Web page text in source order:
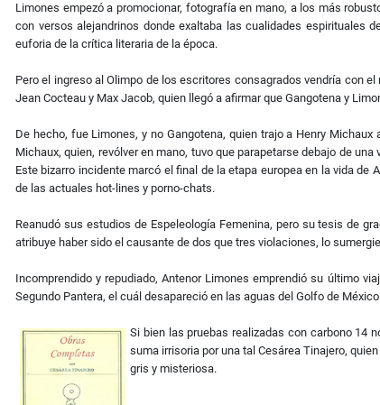
Limones empezó a promocionar, fotografía en mano, a los más
con versos alejandrinos donde exaltaba las cualidades espirituales
euforia de la crítica literaria de la época.
Pero el ingreso al Olimpo de los escritores consagrados vendría con el
Jean Cocteau y Max Jacob, quien llegó a afirmar que Gangotena y
De hecho, fue Limones, y no Gangotena, quien trajo a Henry
Michaux, quien, revólver en mano, tuvo que parapetarse debajo de
Este bizarro incidente marcó el final de la etapa europea en la vida
de las actuales hot-lines y porno-chats.
Reanudó sus estudios de Espeleología Femenina, pero su tesis de
atribuye haber sido el causante de dos que tres violaciones, lo
Incomprendido y repudiado, Antenor Limones emprendió su último
Segundo Pantera, el cuál desapareció en las aguas del Golfo de
Si bien las pruebas realizadas con carbono 14
suma irrisoria por una tal Cesárea Tinajero,
gris y misteriosa.